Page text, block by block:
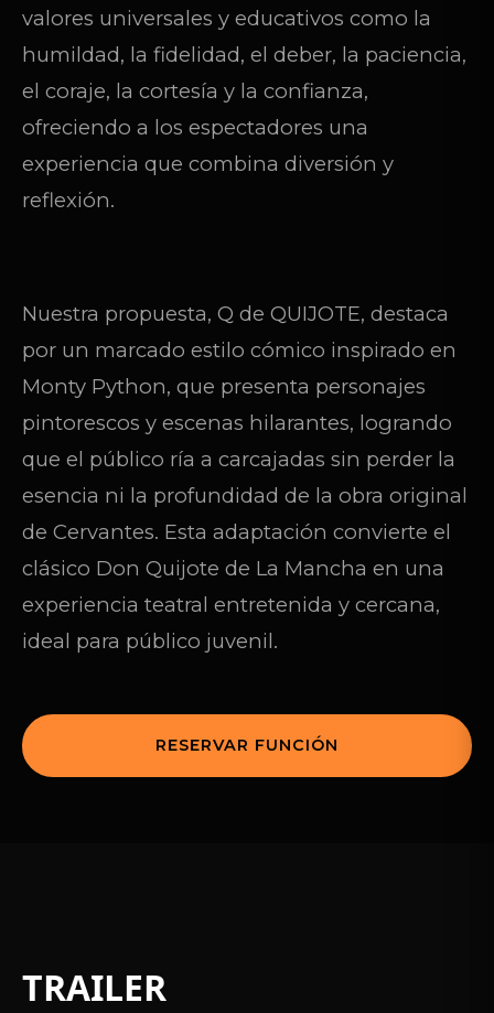
valores universales y educativos como la
humildad, la fidelidad, el deber, la paciencia,
el coraje, la cortesía y la confianza,
ofreciendo a los espectadores una
experiencia que combina diversión y
reflexión.
Nuestra propuesta, Q de QUIJOTE, destaca
por un marcado estilo cómico inspirado en
Monty Python, que presenta personajes
pintorescos y escenas hilarantes, logrando
que el público ría a carcajadas sin perder la
esencia ni la profundidad de la obra original
de Cervantes. Esta adaptación convierte el
clásico Don Quijote de La Mancha en una
experiencia teatral entretenida y cercana,
ideal para público juvenil.
RESERVAR FUNCIÓN
TRAILER